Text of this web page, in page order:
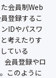
会員制Web
登録するこ
IDやパスワ
考えたりす
ている
会員登録やロ
このように